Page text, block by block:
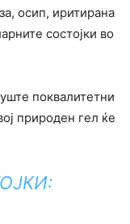
осип, иритирана
состојки во
поквалитетни
природен гел ќе